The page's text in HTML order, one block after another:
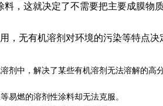
，这就决定了不需要把主要成膜物
无有机溶剂对环境的污染等特点决
中，解决了某些有机溶剂无法溶解的高
易燃的溶剂性涂料却无法克服。